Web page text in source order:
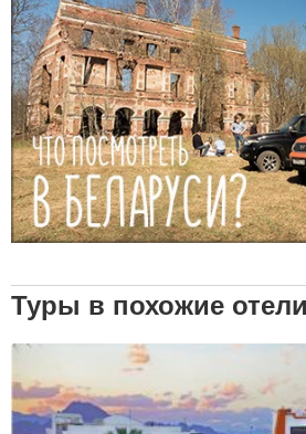
Туры в похожие отели